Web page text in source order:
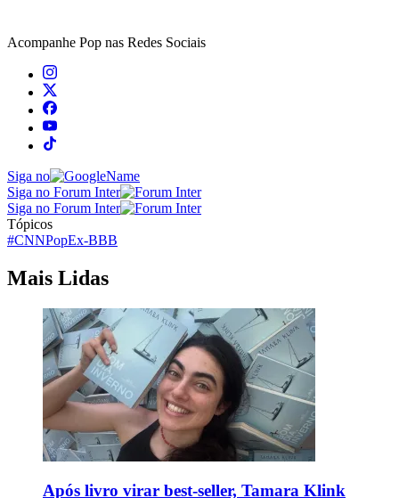
Acompanhe Pop nas Redes Sociais
Siga no
Siga no Forum Inter
Siga no Forum Inter
Tópicos
#CNNPopEx-BBB
Mais Lidas
Após livro virar best-seller, Tamara Klink